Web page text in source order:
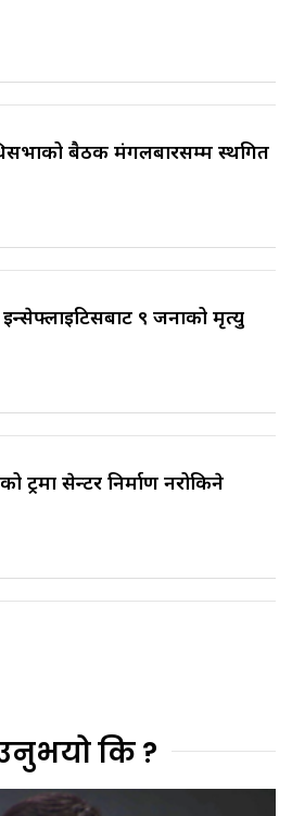
बैठक मंगलबारसम्म स्थगित
इन्सेफ्लाइटिसबाट ९ जनाको मृत्यु
ट्रमा सेन्टर निर्माण नरोकिने
कि ?